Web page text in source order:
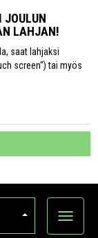
JOULUN
LAHJAN!
saat lahjaksi
screen“) tai myös
Näytä